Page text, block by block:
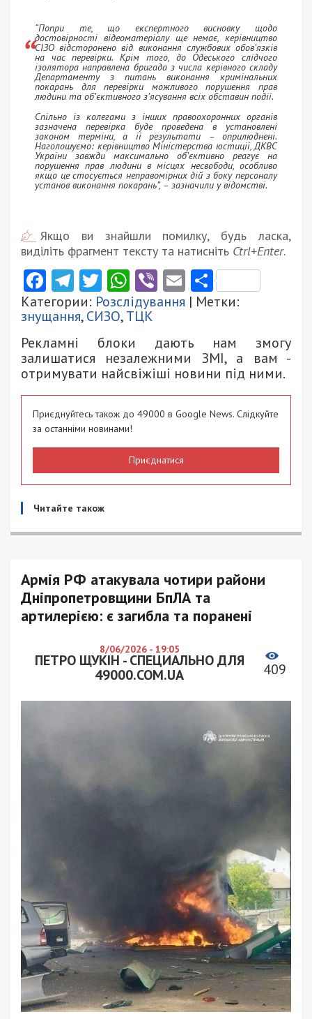
“Попри те, що експертного висновку щодо
достовірності відеоматеріалу ще немає, керівництво
СІЗО відсторонено від виконання службових обов’язків
на час перевірки. Крім того, до Одеського слідчого
ізолятора направлена бригада з числа керівного складу
Департаменту з питань виконання кримінальних
покарань для перевірки можливого порушення прав
людини та об’єктивного з’ясування всіх обставин події.
Спільно із колегами з інших правоохоронних органів
зазначена перевірка буде проведена в установлені
законом терміни, а її результати – оприлюднені.
Наголошуємо: керівництво Міністерства юстиції, ДКВС
України завжди максимально об’єктивно реагує на
порушення прав людини в місцях несвободи, особливо
якщо це стосується неправомірних дій з боку персоналу
установ виконання покарань”, – зазначили у відомстві.
Якщо ви знайшли помилку, будь ласка,
виділіть фрагмент тексту та натисніть Ctrl+Enter.
Facebook
Telegram
Twitter
WhatsApp
ViberEmail
Категории: Розслідування | Метки:
знущання,СИЗО,ТЦК
Рекламні блоки дають нам змогу
залишатися незалежними ЗМІ, а вам -
отримувати найсвіжіші новини під ними.
Приєднуйтесь також до 49000 в Google News. Слідкуйте
за останніми новинами!
Приєднатися
Читайте також
Армія РФ атакувала чотири райони
Дніпропетровщини БпЛА та
артилерією: є загибла та поранені
8/06/2026 - 19:05
ПЕТРО ЩУКІН - СПЕЦИАЛЬНО ДЛЯ
49000.COM.UA
409